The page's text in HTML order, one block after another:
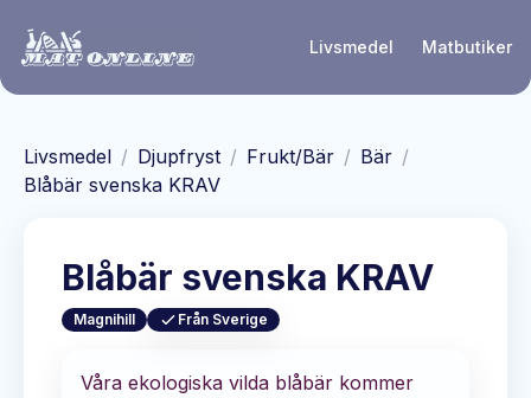
Livsmedel Matbutiker
Livsmedel / Djupfryst / Frukt/Bär / Bär /
Blåbär svenska KRAV
Blåbär svenska KRAV
Magnihill Från Sverige
Våra ekologiska vilda blåbär kommer